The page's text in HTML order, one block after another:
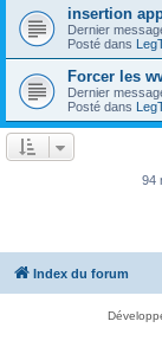
insertion
Dernier
Posté dans
Forcer les
Dernier
Posté dans
94
Index du forum